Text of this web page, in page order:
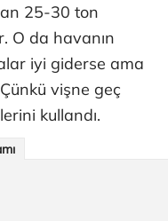
25-30 ton
O da havanın
iyi giderse ama
vişne geç
kullandı.